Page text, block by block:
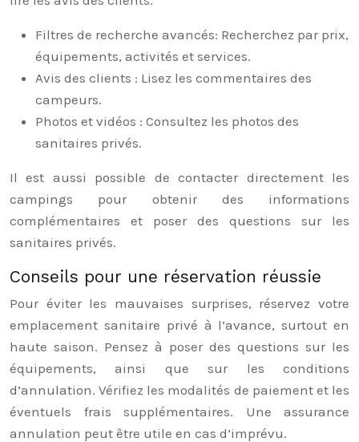
Filtres de recherche avancés: Recherchez par prix,
équipements, activités et services.
Avis des clients : Lisez les commentaires des
campeurs.
Photos et vidéos : Consultez les photos des
sanitaires privés.
Il est aussi possible de contacter directement les
campings pour obtenir des informations
complémentaires et poser des questions sur les
sanitaires privés.
Conseils pour une réservation réussie
Pour éviter les mauvaises surprises, réservez votre
emplacement sanitaire privé à l’avance, surtout en
haute saison. Pensez à poser des questions sur les
équipements, ainsi que sur les conditions
d’annulation. Vérifiez les modalités de paiement et les
éventuels frais supplémentaires. Une assurance
annulation peut être utile en cas d’imprévu.